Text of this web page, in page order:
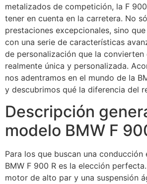
metalizados de competición, la F
tener en cuenta en la carretera. No
prestaciones excepcionales, sino
con una serie de características
de personalización que la convierten
realmente única y personalizada.
nos adentramos en el mundo de la
y descubrimos qué la diferencia del
Descripción
modelo BMW F
Para los que buscan una conducción
BMW F 900 R es la elección
motor de alto par y una suspensión